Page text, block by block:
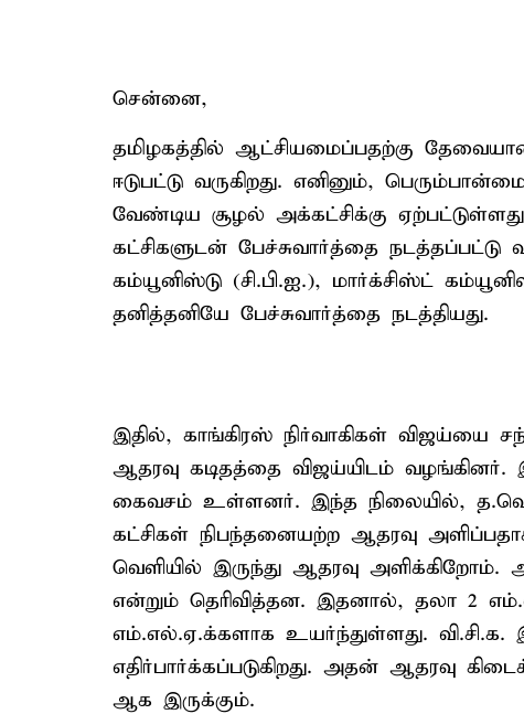
சென்னை,
தமிழகத்தில் ஆட்சியமைப்பதற்கு
ஈடுபட்டு வருகிறது. எனினும்,
வேண்டிய சூழல் அக்கட்சிக்கு
கட்சிகளுடன் பேச்சுவார்த்தை நடத்தப்பட்டு
கம்யூனிஸ்டு (சி.பி.ஐ.), மார்க்சிஸ்ட்
தனித்தனியே பேச்சுவார்த்தை நடத்தியது.
இதில், காங்கிரஸ் நிர்வாகிகள் விஜய்யை
ஆதரவு கடிதத்தை விஜய்யிடம்
கைவசம் உள்ளனர். இந்த நிலையில்,
கட்சிகள் நிபந்தனையற்ற ஆதரவு
வெளியில் இருந்து ஆதரவு
என்றும் தெரிவித்தன. இதனால், தலா 2
எம்.எல்.ஏ.க்களாக உயர்ந்துள்ளது. வி.சி.க.
எதிர்பார்க்கப்படுகிறது. அதன் ஆதரவு
ஆக இருக்கும்.